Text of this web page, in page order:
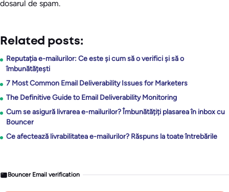
dosarul de spam.
Related posts:
Reputația e-mailurilor: Ce este și cum să o verifici și să o
îmbunătățești
7 Most Common Email Deliverability Issues for Marketers
The Definitive Guide to Email Deliverability Monitoring
Cum se asigură livrarea e-mailurilor? Îmbunătățiți plasarea în inbox cu
Bouncer
Ce afectează livrabilitatea e-mailurilor? Răspuns la toate întrebările
Bouncer Email verification